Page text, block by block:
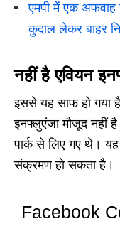
एमपी में एक
कुदाल लेकर बाहर
नहीं है एवियन
इससे यह साफ हो गया है
इनफ्लुएंजा मौजूद नहीं
पार्क से लिए गए थे।
संक्रमण हो सकता है।
Facebook